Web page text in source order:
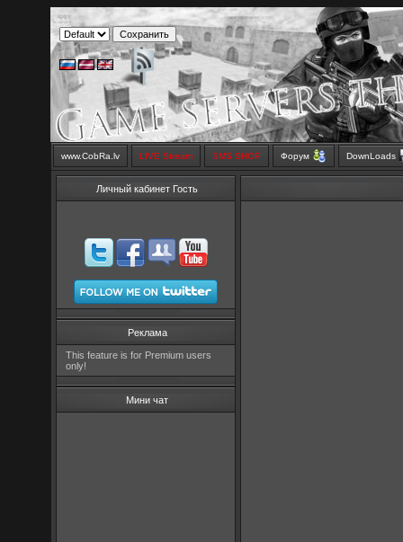
www.CobRa.lv LIVE Stream SMS SHOP Форум DownLoads
Личный кабинет Гость
Реклама
This feature is for Premium users
only!
Мини чат